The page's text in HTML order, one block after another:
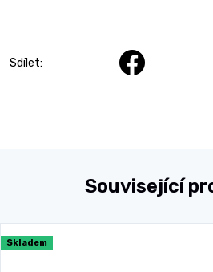
Sdílet:
Související
Skladem